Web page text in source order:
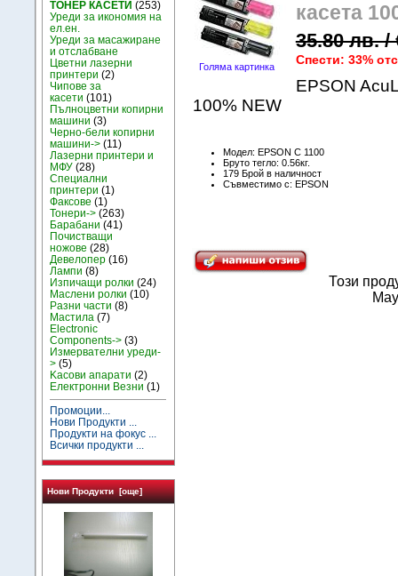
ТОНЕР КАСЕТИ (253)
Уреди за икономия на
ел.ен.
Уреди за масажиране
и отслабване
Цветни лазерни
принтери (2)
Чипове за
касети (101)
Пълноцветни копирни
машини (3)
Черно-бели копирни
машини-> (11)
Лазерни принтери и
МФУ (28)
Специални
принтери (1)
Факсове (1)
Тонери-> (263)
Барабани (41)
Почистващи
ножове (28)
Девелопер (16)
Лампи (8)
Изпичащи ролки (24)
Маслени ролки (10)
Разни части (8)
Мастила (7)
Electronic
Components-> (3)
Измервателни уреди-
> (5)
Kасови апарати (2)
Електронни Везни (1)
Промоции...
Нови Продукти ...
Продукти на фокус ...
Всички продукти ...
Нови Продукти [още]
Голяма картинка
касета
35.80 лв. /
Спести: 33%
EPSON
100% NEW
Модел: EPSON C 1100
Бруто тегло: 0.56кг.
179 Брой в наличност
Съвместимо с: EPSON
Този